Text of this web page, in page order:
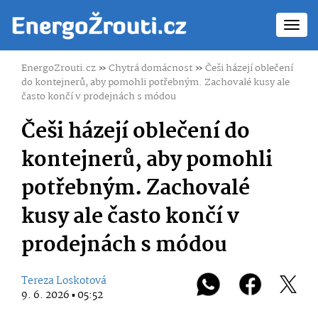
EnergoZrouti.cz»Chytrá domácnost»Češi házejí oblečení
do kontejnerů, aby pomohli potřebným. Zachovalé kusy ale
často končí v prodejnách s módou
Češi házejí oblečení do
kontejnerů, aby pomohli
potřebným. Zachovalé
kusy ale často končí v
prodejnách s módou
Tereza Loskotová
9. 6. 2026 ▪ 05:52